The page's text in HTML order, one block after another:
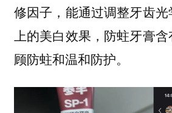
修因子，能通过调整牙齿
上的美白效果，防蛀牙膏
顾防蛀和温和防护。